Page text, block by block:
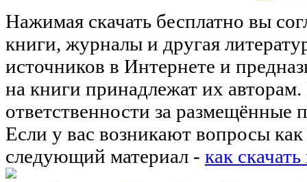
Нажимая скачать бесплатно вы
книги, журналы и другая
источников в Интернете и
на книги принадлежат их
ответственности за размещённые
Если у вас возникают вопросы как
следующий материал - как